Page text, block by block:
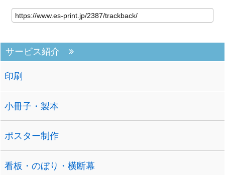
サービス紹介
印刷
小冊子・製本
ポスター制作
看板・のぼり・横断幕